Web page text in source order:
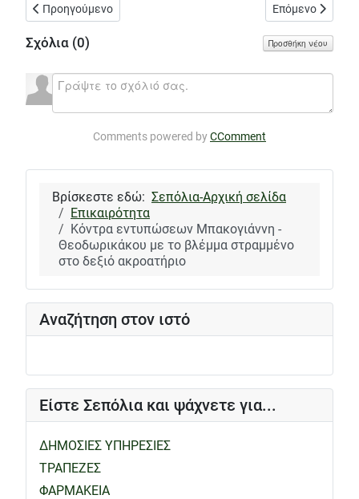
Αναζήτηση στον ιστό
Είστε Σεπόλια και ψάχνετε για...
ΔΗΜΟΣΙΕΣ ΥΠΗΡΕΣΙΕΣ
ΤΡΑΠΕΖΕΣ
ΦΑΡΜΑΚΕΙΑ
Προηγούμενο άρθρο: Στο κτίριο της 4ης δημοτικής
Προηγούμενο Επόμενο άρθρο:
Επόμενο
Σχόλια (0) Προσθήκη νέου
Comments powered byCComment
Βρίσκεστε εδώ: Σεπόλια-Αρχική σελίδα
Επικαιρότητα
Κόντρα εντυπώσεων Μπακογιάννη -
Θεοδωρικάκου με το βλέμμα στραμμένο
στο δεξιό ακροατήριο